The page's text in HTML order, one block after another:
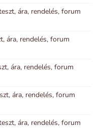
ára, rendelés, forum
ára, rendelés, forum
ára, rendelés, forum
ára, rendelés, forum
ára, rendelés, forum